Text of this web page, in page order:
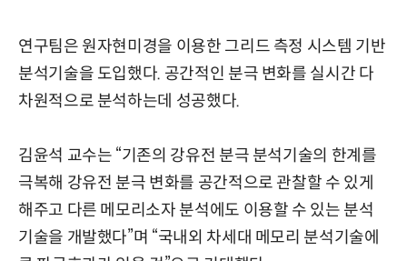
연구팀은 원자현미경을 이용한 그리드 측정 시스템 기반
분석기술을 도입했다. 공간적인 분극 변화를 실시간 다
차원적으로 분석하는데 성공했다.
김윤석 교수는 “기존의 강유전 분극 분석기술의 한계를
극복해 강유전 분극 변화를 공간적으로 관찰할 수 있게
해주고 다른 메모리소자 분석에도 이용할 수 있는 분석
기술을 개발했다”며 “국내외 차세대 메모리 분석기술에